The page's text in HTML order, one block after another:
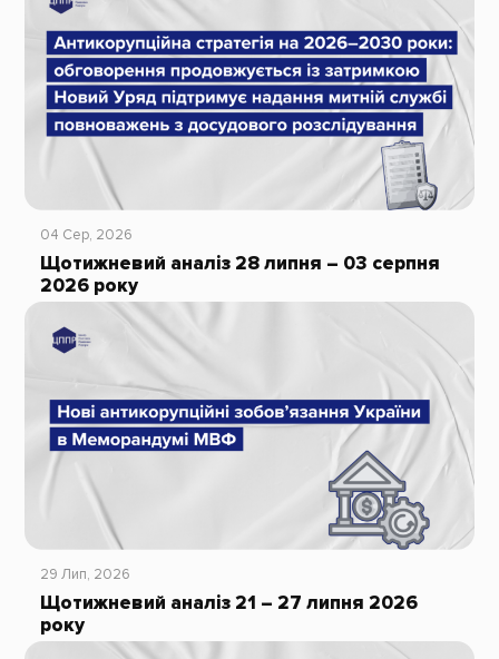
04 Сер, 2026
Щотижневий аналіз 28 липня – 03 серпня
2026 року
29 Лип, 2026
Щотижневий аналіз 21 – 27 липня 2026
року